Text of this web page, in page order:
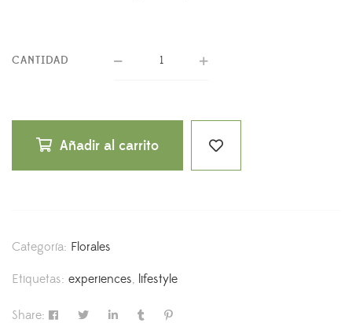
CANTIDAD
Añadir al carrito
Categoría: Florales
Etiquetas: experiences, lifestyle
Share: